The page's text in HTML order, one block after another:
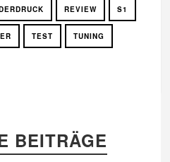
REVIEW S1
TEST TUNING
BEITRÄGE